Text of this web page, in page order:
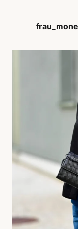
frau_mone